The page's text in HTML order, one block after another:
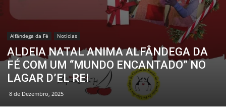
Alfândega da Fé Notícias
ALDEIA NATAL ANIMA ALFÂNDEGA DA
FÉ COM UM “MUNDO ENCANTADO” NO
LAGAR D’EL REI
8 de Dezembro, 2025